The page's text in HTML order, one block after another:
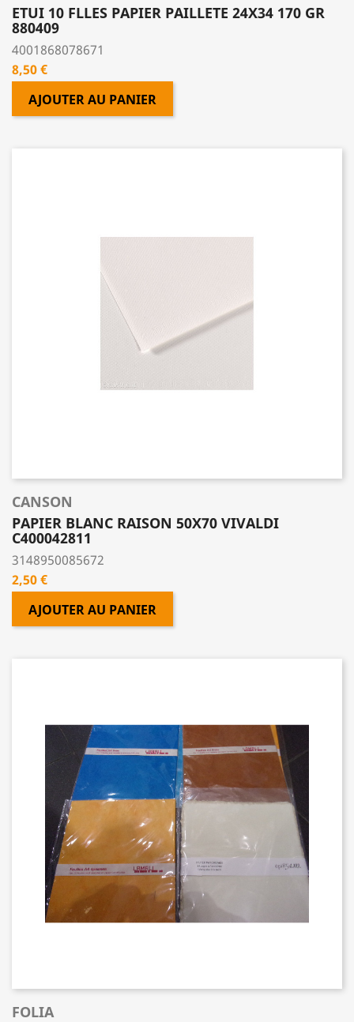
ETUI 10 FLLES PAPIER PAILLETE 24X34 170 GR
880409
4001868078671
Prix
8,50 €
AJOUTER AU PANIER
CANSON
PAPIER BLANC RAISON 50X70 VIVALDI
C400042811
3148950085672
Prix
2,50 €
AJOUTER AU PANIER
FOLIA